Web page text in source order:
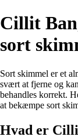
Cillit
sort
Sort skimmel er et
svært at fjerne og
behandles korrekt.
at bekæmpe sort
Hvad er